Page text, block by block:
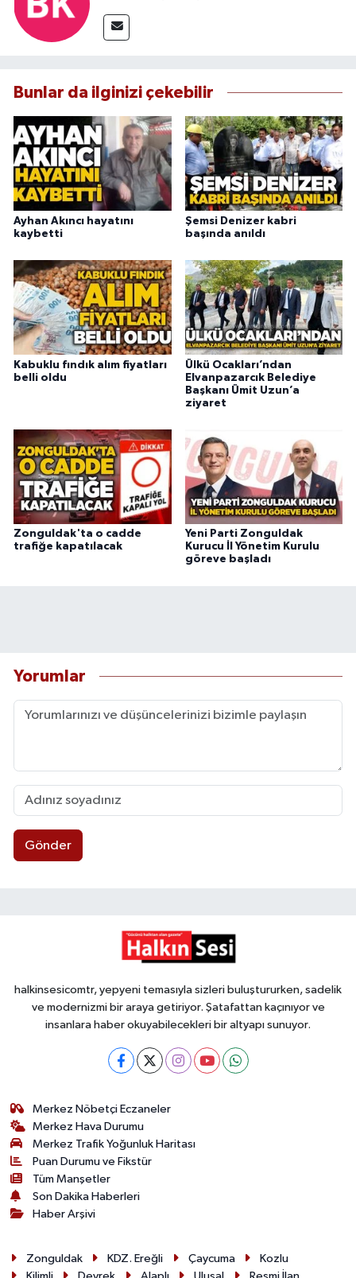
Bunlar da ilginizi çekebilir
Ayhan Akıncı hayatını
kaybetti
Şemsi Denizer kabri
başında anıldı
Kabuklu fındık alım fiyatları
belli oldu
Ülkü Ocakları’ndan
Elvanpazarcık Belediye
Başkanı Ümit Uzun’a
ziyaret
Zonguldak'ta o cadde
trafiğe kapatılacak
Yeni Parti Zonguldak
Kurucu İl Yönetim Kurulu
göreve başladı
Yorumlar
Gönder
halkinsesicomtr, yepyeni temasıyla sizleri buluştururken, sadelik
ve modernizmi bir araya getiriyor. Şatafattan kaçınıyor ve
insanlara haber okuyabilecekleri bir altyapı sunuyor.
Merkez Nöbetçi Eczaneler
Merkez Hava Durumu
Merkez Trafik Yoğunluk Haritası
Puan Durumu ve Fikstür
Tüm Manşetler
Son Dakika Haberleri
Haber Arşivi
Zonguldak KDZ. Ereğli Çaycuma
Kozlu